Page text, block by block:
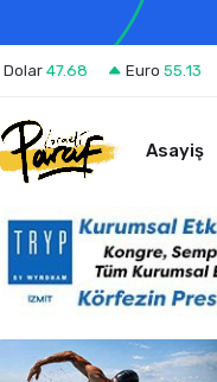
Dolar 47.68 Euro 55.13
Asayiş